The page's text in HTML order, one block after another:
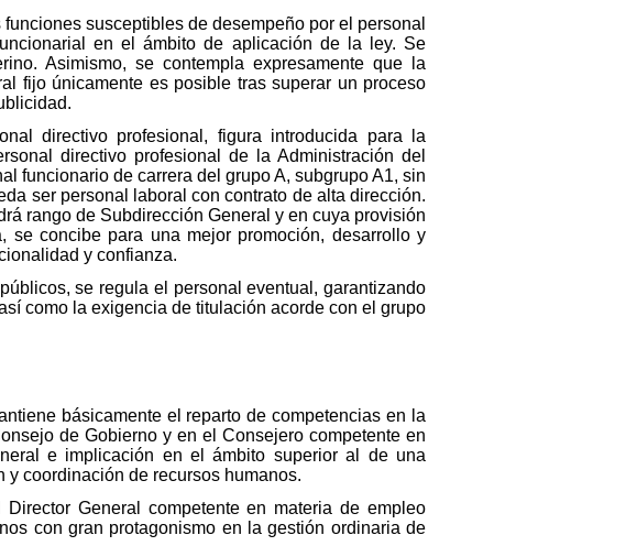
susceptibles de desempeño por el personal
en el ámbito de aplicación de la ley. Se
Asimismo, se contempla expresamente que la
fijo únicamente es posible tras superar un proceso
directivo profesional, figura introducida para la
directivo profesional de la Administración del
funcionario de carrera del grupo A, subgrupo A1, sin
ser personal laboral con contrato de alta dirección.
rango de Subdirección General y en cuya provisión
concibe para una mejor promoción, desarrollo y
y confianza.
se regula el personal eventual, garantizando
como la exigencia de titulación acorde con el grupo
básicamente el reparto de competencias en la
de Gobierno y en el Consejero competente en
e implicación en el ámbito superior al de una
coordinación de recursos humanos.
General competente en materia de empleo
con gran protagonismo en la gestión ordinaria de